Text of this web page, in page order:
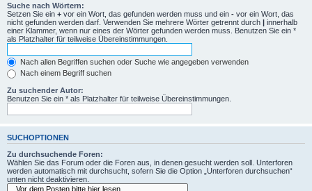
Suche nach Wörtern:
Setzen Sie ein + vor ein Wort, das gefunden werden muss und ein - vor ein Wort, das
nicht gefunden werden darf. Verwenden Sie mehrere Wörter getrennt durch | innerhalb
einer Klammer, wenn nur eines der Wörter gefunden werden muss. Benutzen Sie ein *
als Platzhalter für teilweise Übereinstimmungen.
Nach allen Begriffen suchen oder Suche wie angegeben verwenden
Nach einem Begriff suchen
Zu suchender Autor:
Benutzen Sie ein * als Platzhalter für teilweise Übereinstimmungen.
SUCHOPTIONEN
Zu durchsuchende Foren:
Wählen Sie das Forum oder die Foren aus, in denen gesucht werden soll. Unterforen
werden automatisch mit durchsucht, sofern Sie die Option „Unterforen durchsuchen“
unten nicht deaktivieren.